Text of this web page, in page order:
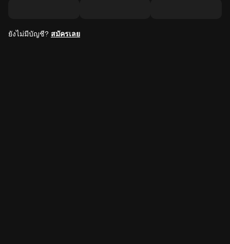
ยังไม่มีบัญชี? สมัครเลย